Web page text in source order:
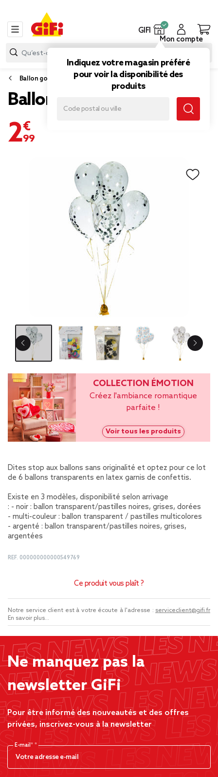
GIFI
Indiquez votre magasin préféré
pour voir la disponibilité des
produits
Mon compte
Ballon gonflable
Ballon et ses confettis x6
2,99 €
COLLECTION ÉMOTION
Créez l'ambiance romantique
parfaite !
Voir tous les produits
Dites stop aux ballons sans originalité et optez pour ce lot
de 6 ballons transparents en latex garnis de confettis.
Existe en 3 modèles, disponibilité selon arrivage
: - noir : ballon transparent/pastilles noires, grises, dorées
- multi-couleur : ballon transparent / pastilles multicolores
- argenté : ballon transparent/pastilles noires, grises,
argentées
REF. 000000000000549769
Ce produit vous plaît ?
Notre service client est à votre écoute à l'adresse : serviceclient@gifi.fr
En savoir plus...
Ne manquez pas la
newsletter GiFi
Pour être informé des nouveautés et des offres
privées, inscrivez-vous à la newsletter
E-mail*